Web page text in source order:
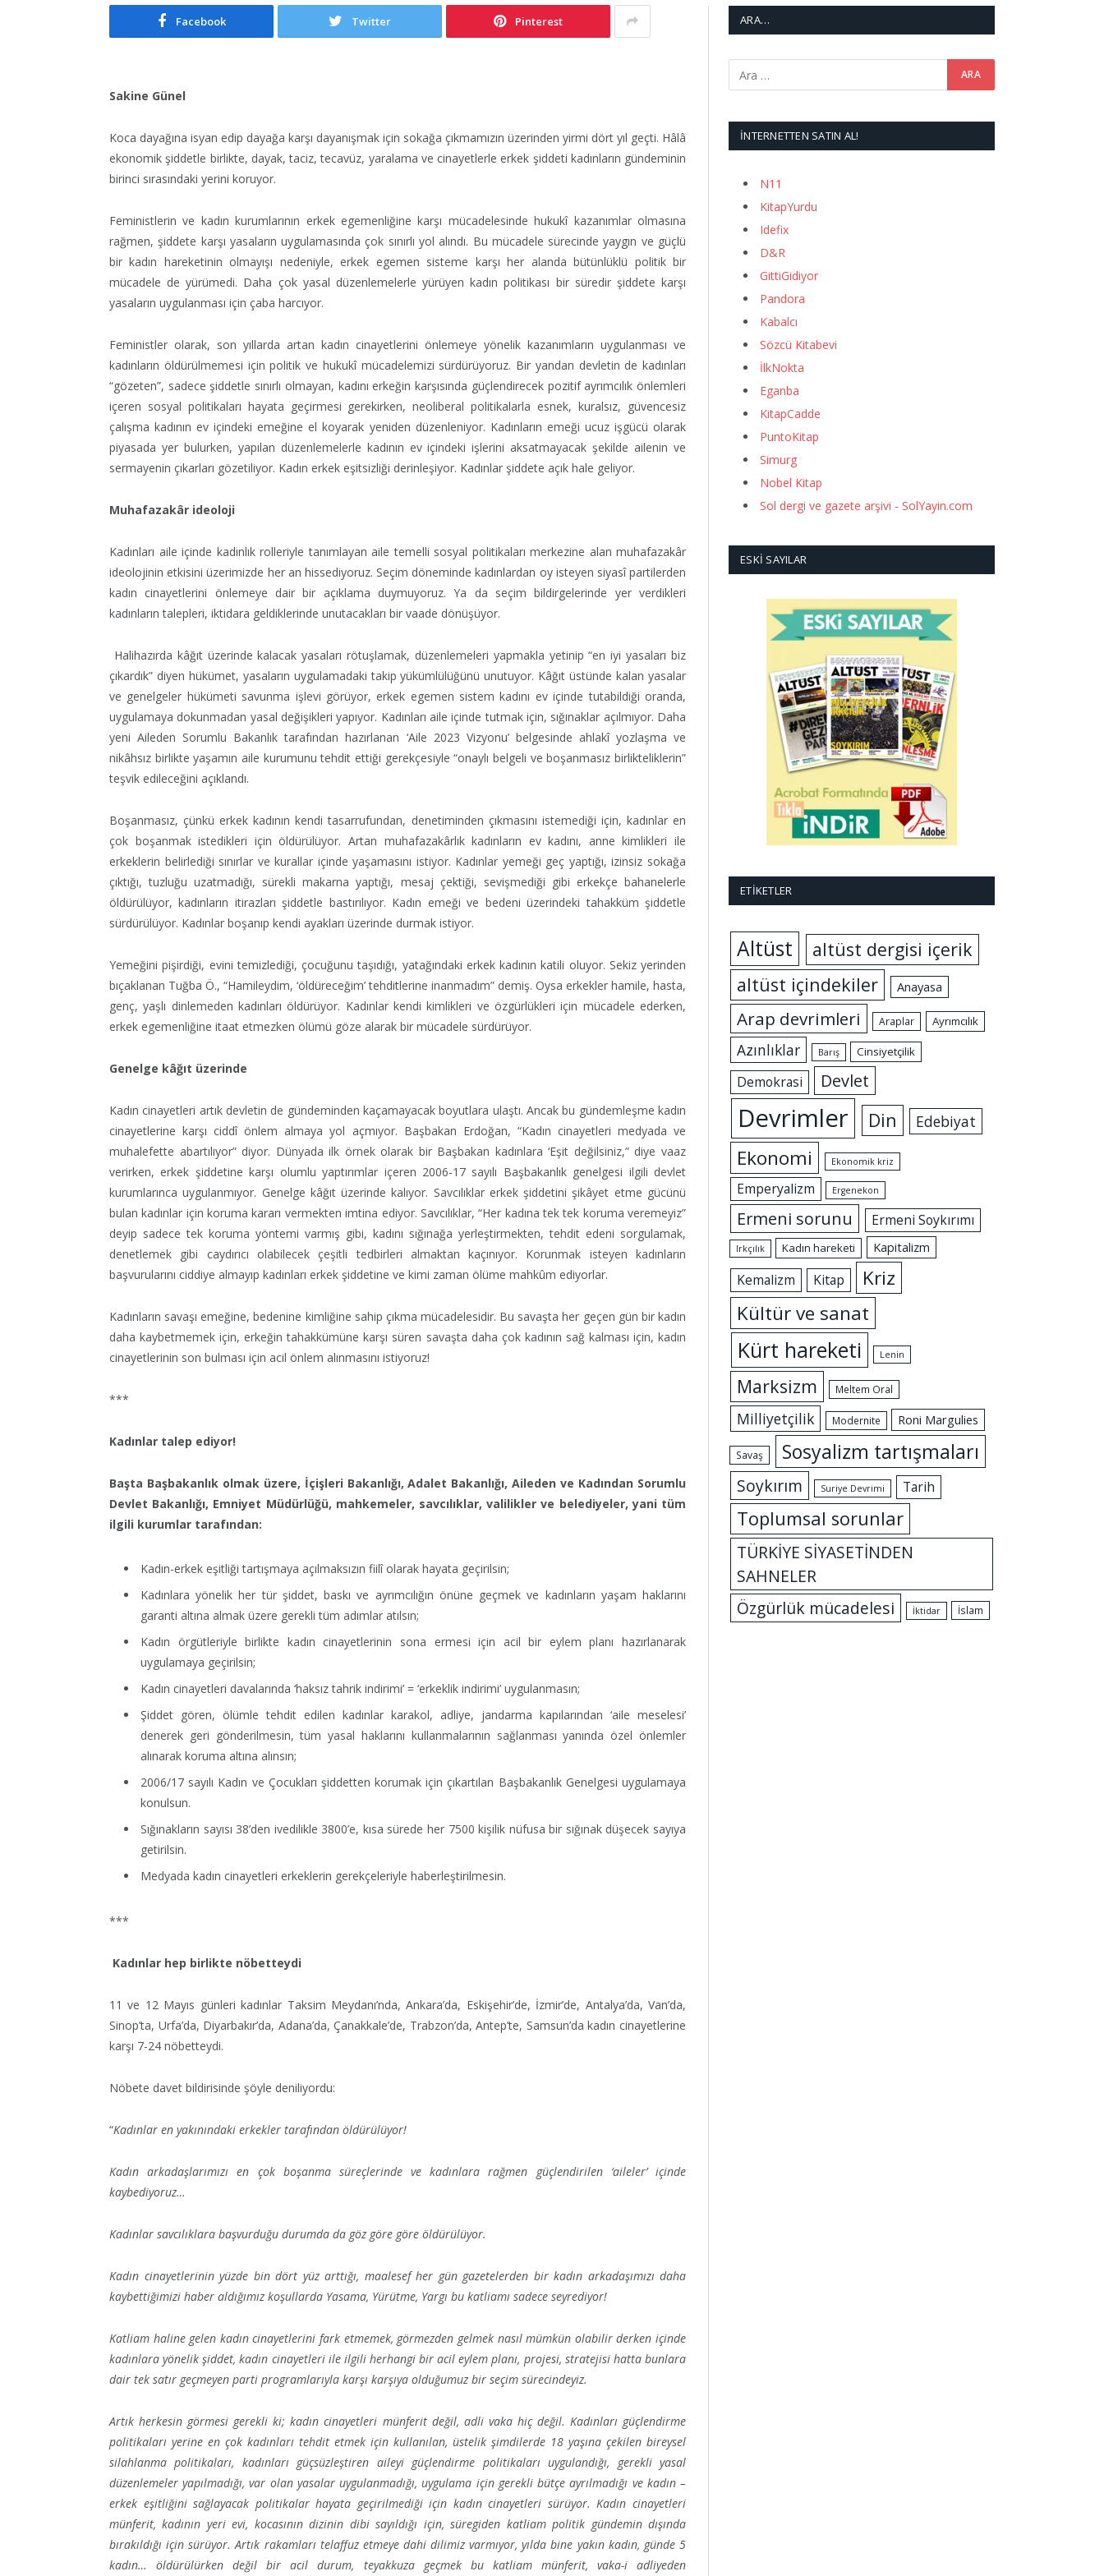
Facebook Twitter Pinterest
Sakine Günel
Koca dayağına isyan edip dayağa karşı dayanışmak için sokağa çıkmamızın üzerinden yirmi dört yıl geçti. Hâlâ
ekonomik şiddetle birlikte, dayak, taciz, tecavüz, yaralama ve cinayetlerle erkek şiddeti kadınların gündeminin
birinci sırasındaki yerini koruyor.
Feministlerin ve kadın kurumlarının erkek egemenliğine karşı mücadelesinde hukukî kazanımlar olmasına
rağmen, şiddete karşı yasaların uygulamasında çok sınırlı yol alındı. Bu mücadele sürecinde yaygın ve güçlü
bir kadın hareketinin olmayışı nedeniyle, erkek egemen sisteme karşı her alanda bütünlüklü politik bir
mücadele de yürümedi. Daha çok yasal düzenlemelerle yürüyen kadın politikası bir süredir şiddete karşı
yasaların uygulanması için çaba harcıyor.
Feministler olarak, son yıllarda artan kadın cinayetlerini önlemeye yönelik kazanımların uygulanması ve
kadınların öldürülmemesi için politik ve hukukî mücadelemizi sürdürüyoruz. Bir yandan devletin de kadınları
“gözeten”, sadece şiddetle sınırlı olmayan, kadını erkeğin karşısında güçlendirecek pozitif ayrımcılık önlemleri
içeren sosyal politikaları hayata geçirmesi gerekirken, neoliberal politikalarla esnek, kuralsız, güvencesiz
çalışma kadının ev içindeki emeğine el koyarak yeniden düzenleniyor. Kadınların emeği ucuz işgücü olarak
piyasada yer bulurken, yapılan düzenlemelerle kadının ev içindeki işlerini aksatmayacak şekilde ailenin ve
sermayenin çıkarları gözetiliyor. Kadın erkek eşitsizliği derinleşiyor. Kadınlar şiddete açık hale geliyor.
Muhafazakâr ideoloji
Kadınları aile içinde kadınlık rolleriyle tanımlayan aile temelli sosyal politikaları merkezine alan muhafazakâr
ideolojinin etkisini üzerimizde her an hissediyoruz. Seçim döneminde kadınlardan oy isteyen siyasî partilerden
kadın cinayetlerini önlemeye dair bir açıklama duymuyoruz. Ya da seçim bildirgelerinde yer verdikleri
kadınların talepleri, iktidara geldiklerinde unutacakları bir vaade dönüşüyor.
Halihazırda kâğıt üzerinde kalacak yasaları rötuşlamak, düzenlemeleri yapmakla yetinip “en iyi yasaları biz
çıkardık” diyen hükümet, yasaların uygulamadaki takip yükümlülüğünü unutuyor. Kâğıt üstünde kalan yasalar
ve genelgeler hükümeti savunma işlevi görüyor, erkek egemen sistem kadını ev içinde tutabildiği oranda,
uygulamaya dokunmadan yasal değişikleri yapıyor. Kadınları aile içinde tutmak için, sığınaklar açılmıyor. Daha
yeni Aileden Sorumlu Bakanlık tarafından hazırlanan ‘Aile 2023 Vizyonu’ belgesinde ahlakî yozlaşma ve
nikâhsız birlikte yaşamın aile kurumunu tehdit ettiği gerekçesiyle “onaylı belgeli ve boşanmasız birlikteliklerin”
teşvik edileceğini açıklandı.
Boşanmasız, çünkü erkek kadının kendi tasarrufundan, denetiminden çıkmasını istemediği için, kadınlar en
çok boşanmak istedikleri için öldürülüyor. Artan muhafazakârlık kadınların ev kadını, anne kimlikleri ile
erkeklerin belirlediği sınırlar ve kurallar içinde yaşamasını istiyor. Kadınlar yemeği geç yaptığı, izinsiz sokağa
çıktığı, tuzluğu uzatmadığı, sürekli makarna yaptığı, mesaj çektiği, sevişmediği gibi erkekçe bahanelerle
öldürülüyor, kadınların itirazları şiddetle bastırılıyor. Kadın emeği ve bedeni üzerindeki tahakküm şiddetle
sürdürülüyor. Kadınlar boşanıp kendi ayakları üzerinde durmak istiyor.
Yemeğini pişirdiği, evini temizlediği, çocuğunu taşıdığı, yatağındaki erkek kadının katili oluyor. Sekiz yerinden
bıçaklanan Tuğba Ö., “Hamileydim, ‘öldüreceğim’ tehditlerine inanmadım” demiş. Oysa erkekler hamile, hasta,
genç, yaşlı dinlemeden kadınları öldürüyor. Kadınlar kendi kimlikleri ve özgürlükleri için mücadele ederken,
erkek egemenliğine itaat etmezken ölümü göze alarak bir mücadele sürdürüyor.
Genelge kâğıt üzerinde
Kadın cinayetleri artık devletin de gündeminden kaçamayacak boyutlara ulaştı. Ancak bu gündemleşme kadın
cinayetlerine karşı ciddî önlem almaya yol açmıyor. Başbakan Erdoğan, “Kadın cinayetleri medyada ve
muhalefette abartılıyor” diyor. Dünyada ilk örnek olarak bir Başbakan kadınlara ‘Eşit değilsiniz,” diye vaaz
verirken, erkek şiddetine karşı olumlu yaptırımlar içeren 2006-17 sayılı Başbakanlık genelgesi ilgili devlet
kurumlarınca uygulanmıyor. Genelge kâğıt üzerinde kalıyor. Savcılıklar erkek şiddetini şikâyet etme gücünü
bulan kadınlar için koruma kararı vermekten imtina ediyor. Savcılıklar, “Her kadına tek tek koruma veremeyiz”
deyip sadece tek koruma yöntemi varmış gibi, kadını sığınağa yerleştirmekten, tehdit edeni sorgulamak,
denetlemek gibi caydırıcı olabilecek çeşitli tedbirleri almaktan kaçınıyor. Korunmak isteyen kadınların
başvurularını ciddiye almayıp kadınları erkek şiddetine ve kimi zaman ölüme mahkûm ediyorlar.
Kadınların savaşı emeğine, bedenine kimliğine sahip çıkma mücadelesidir. Bu savaşta her geçen gün bir kadın
daha kaybetmemek için, erkeğin tahakkümüne karşı süren savaşta daha çok kadının sağ kalması için, kadın
cinayetlerinin son bulması için acil önlem alınmasını istiyoruz!
***
Kadınlar talep ediyor!
Başta Başbakanlık olmak üzere, İçişleri Bakanlığı, Adalet Bakanlığı, Aileden ve Kadından Sorumlu
Devlet Bakanlığı, Emniyet Müdürlüğü, mahkemeler, savcılıklar, valilikler ve belediyeler, yani tüm
ilgili kurumlar tarafından:
Kadın-erkek eşitliği tartışmaya açılmaksızın fiilî olarak hayata geçirilsin;
Kadınlara yönelik her tür şiddet, baskı ve ayrımcılığın önüne geçmek ve kadınların yaşam haklarını
garanti altına almak üzere gerekli tüm adımlar atılsın;
Kadın örgütleriyle birlikte kadın cinayetlerinin sona ermesi için acil bir eylem planı hazırlanarak
uygulamaya geçirilsin;
Kadın cinayetleri davalarında ‘haksız tahrik indirimi’ = ‘erkeklik indirimi’ uygulanmasın;
Şiddet gören, ölümle tehdit edilen kadınlar karakol, adliye, jandarma kapılarından ‘aile meselesi’
denerek geri gönderilmesin, tüm yasal haklarını kullanmalarının sağlanması yanında özel önlemler
alınarak koruma altına alınsın;
2006/17 sayılı Kadın ve Çocukları şiddetten korumak için çıkartılan Başbakanlık Genelgesi uygulamaya
konulsun.
Sığınakların sayısı 38’den ivedilikle 3800’e, kısa sürede her 7500 kişilik nüfusa bir sığınak düşecek sayıya
getirilsin.
Medyada kadın cinayetleri erkeklerin gerekçeleriyle haberleştirilmesin.
***
Kadınlar hep birlikte nöbetteydi
11 ve 12 Mayıs günleri kadınlar Taksim Meydanı’nda, Ankara’da, Eskişehir’de, İzmir’de, Antalya’da, Van’da,
Sinop’ta, Urfa’da, Diyarbakır’da, Adana’da, Çanakkale’de, Trabzon’da, Antep’te, Samsun’da kadın cinayetlerine
karşı 7-24 nöbetteydi.
Nöbete davet bildirisinde şöyle deniliyordu:
“Kadınlar en yakınındaki erkekler tarafından öldürülüyor!
Kadın arkadaşlarımızı en çok boşanma süreçlerinde ve kadınlara rağmen güçlendirilen ‘aileler’ içinde
kaybediyoruz…
Kadınlar savcılıklara başvurduğu durumda da göz göre göre öldürülüyor.
Kadın cinayetlerinin yüzde bin dört yüz arttığı, maalesef her gün gazetelerden bir kadın arkadaşımızı daha
kaybettiğimizi haber aldığımız koşullarda Yasama, Yürütme, Yargı bu katliamı sadece seyrediyor!
Katliam haline gelen kadın cinayetlerini fark etmemek, görmezden gelmek nasıl mümkün olabilir derken içinde
kadınlara yönelik şiddet, kadın cinayetleri ile ilgili herhangi bir acil eylem planı, projesi, stratejisi hatta bunlara
dair tek satır geçmeyen parti programlarıyla karşı karşıya olduğumuz bir seçim sürecindeyiz.
Artık herkesin görmesi gerekli ki; kadın cinayetleri münferit değil, adli vaka hiç değil. Kadınları güçlendirme
politikaları yerine en çok kadınları tehdit etmek için kullanılan, üstelik şimdilerde 18 yaşına çekilen bireysel
silahlanma politikaları, kadınları güçsüzleştiren aileyi güçlendirme politikaları uygulandığı, gerekli yasal
düzenlemeler yapılmadığı, var olan yasalar uygulanmadığı, uygulama için gerekli bütçe ayrılmadığı ve kadın –
erkek eşitliğini sağlayacak politikalar hayata geçirilmediği için kadın cinayetleri sürüyor. Kadın cinayetleri
münferit, kadının yeri evi, kocasının dizinin dibi sayıldığı için, süregiden katliam politik gündemin dışında
bırakıldığı için sürüyor. Artık rakamları telaffuz etmeye dahi dilimiz varmıyor, yılda bine yakın kadın, günde 5
kadın… öldürülürken değil bir acil durum, teyakkuza geçmek bu katliam münferit, vaka-i adliyeden
ARA…
İNTERNETTEN SATIN AL!
N11
KitapYurdu
Idefix
D&R
GittiGidiyor
Pandora
Kabalcı
Sözcü Kitabevi
İlkNokta
Eganba
KitapCadde
PuntoKitap
Simurg
Nobel Kitap
Sol dergi ve gazete arşivi - SolYayin.com
ESKI SAYILAR
ETIKETLER
Altüst
altüst dergisi içerik
altüst içindekiler
Anayasa
Arap devrimleri Araplar Ayrımcılık
Azınlıklar Barış Cinsiyetçilik
Demokrasi Devlet
Devrimler Din Edebiyat
Ekonomi Ekonomik kriz
Emperyalizm Ergenekon
Ermeni sorunu Ermeni Soykırımı
Irkçılık Kadın hareketi Kapitalizm
Kemalizm Kitap
Kriz
Kültür ve sanat
Kürt hareketi Lenin
Marksizm Meltem Oral
Milliyetçilik Modernite Roni Margulies
Savaş Sosyalizm tartışmaları
Soykırım Suriye Devrimi Tarih
Toplumsal sorunlar
TÜRKİYE SİYASETİNDEN
SAHNELER
Özgürlük mücadelesi
İktidar İslam